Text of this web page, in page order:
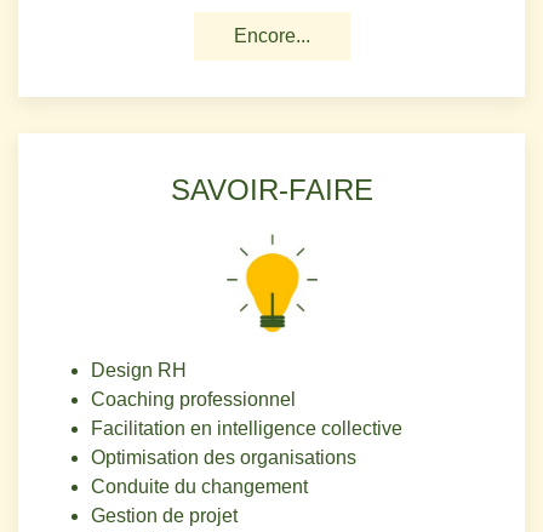
Encore...
SAVOIR-FAIRE
Design RH
Coaching professionnel
Facilitation en intelligence collective
Optimisation des organisations
Conduite du changement
Gestion de projet